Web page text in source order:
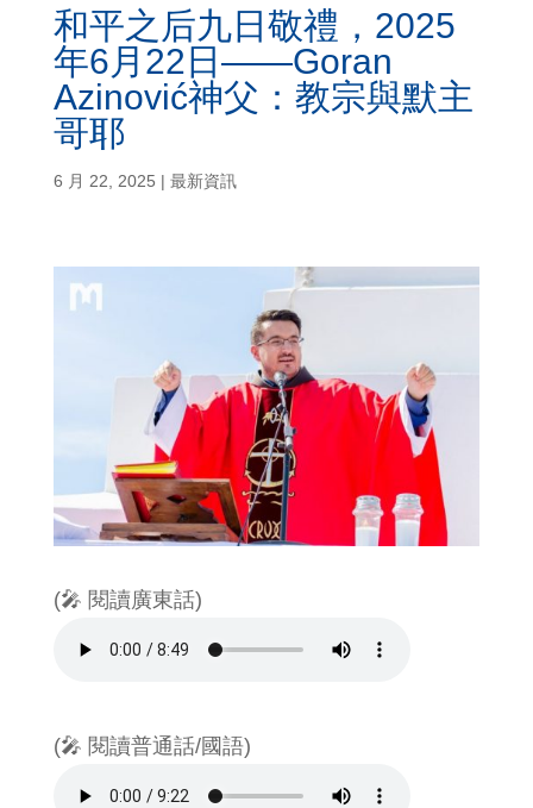
和平之后九日敬禮，2025
年6月22日——Goran
Azinović神父：教宗與默主
哥耶
6 月 22, 2025 | 最新資訊
(🎤 閱讀廣東話)
(🎤 閱讀普通話/國語)